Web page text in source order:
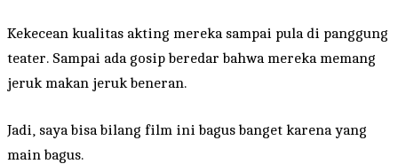
Kekecean kualitas akting mereka sampai pula di panggung
teater. Sampai ada gosip beredar bahwa mereka memang
jeruk makan jeruk beneran.
Jadi, saya bisa bilang film ini bagus banget karena yang
main bagus.